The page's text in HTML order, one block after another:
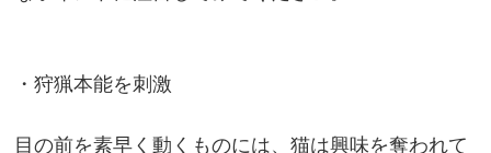
・狩猟本能を刺激
目の前を素早く動くものには、猫は興味を奪われて